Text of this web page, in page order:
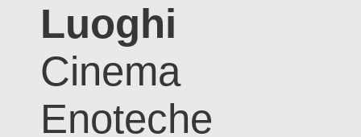
Luoghi
Cinema
Enoteche